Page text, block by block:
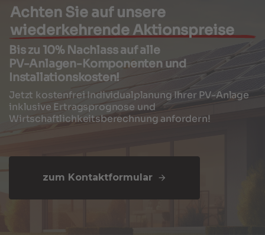
Achten Sie auf unsere
wiederkehrende Aktionspreise
Bis zu 10% Nachlass auf alle
PV-Anlagen-Komponenten und
Installationskosten!
Jetzt kostenfrei Individualplanung Ihrer PV-Anlage
inklusive Ertragsprognose und
Wirtschaftlichkeitsberechnung anfordern!
zum Kontaktformular